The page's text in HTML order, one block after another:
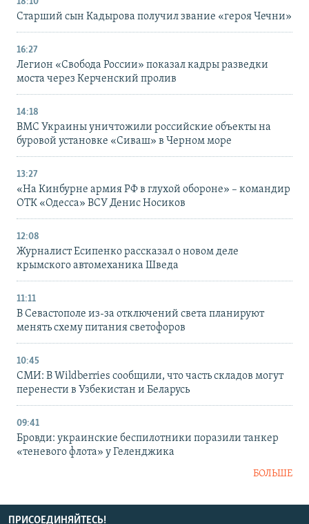
Старший сын Кадырова получил звание «героя Чечни»
16:27
Легион «Свобода России» показал кадры разведки
моста через Керченский пролив
14:18
ВМС Украины уничтожили российские объекты на
буровой установке «Сиваш» в Черном море
13:27
«На Кинбурне армия РФ в глухой обороне» – командир
ОТК «Одесса» ВСУ Денис Носиков
12:08
Журналист Есипенко рассказал о новом деле
крымского автомеханика Шведа
11:11
В Севастополе из-за отключений света планируют
менять схему питания светофоров
10:45
СМИ: В Wildberries сообщили, что часть складов могут
перенести в Узбекистан и Беларусь
09:41
Бровди: украинские беспилотники поразили танкер
«теневого флота» у Геленджика
БОЛЬШЕ
ПРИСОЕДИНЯЙТЕСЬ!